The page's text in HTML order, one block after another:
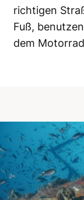
richtigen
Fuß,
dem